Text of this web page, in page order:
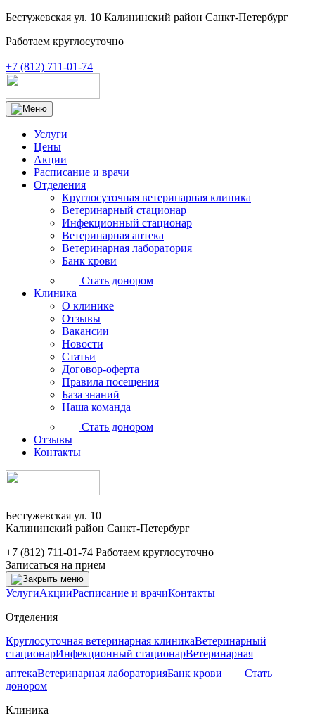
Бестужевская ул. 10 Калининский район Санкт-Петербург
Работаем круглосуточно
+7 (812) 711-01-74
Услуги
Цены
Акции
Расписание и врачи
Отделения
Круглосуточная ветеринарная клиника
Ветеринарный стационар
Инфекционный стационар
Ветеринарная аптека
Ветеринарная лаборатория
Банк крови
Стать донором
Клиника
О клинике
Отзывы
Вакансии
Новости
Статьи
Договор-оферта
Правила посещения
База знаний
Наша команда
Стать донором
Отзывы
Контакты
Бестужевская ул. 10
Калининский район Санкт-Петербург
+7 (812) 711-01-74 Работаем круглосуточно
Записаться на прием
УслугиАкцииРасписание и врачиКонтакты
Отделения
Круглосуточная ветеринарная клиникаВетеринарный
стационарИнфекционный стационарВетеринарная
аптекаВетеринарная лабораторияБанк крови
Стать
донором
Клиника